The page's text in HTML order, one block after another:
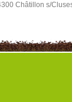
Châtillon s/